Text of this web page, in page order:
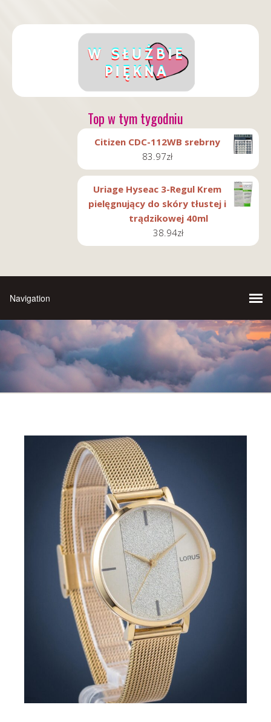
Top w tym tygodniu
Citizen CDC-112WB srebrny
83.97zł
Uriage Hyseac 3-Regul Krem
pielęgnujący do skóry tłustej i
trądzikowej 40ml
38.94zł